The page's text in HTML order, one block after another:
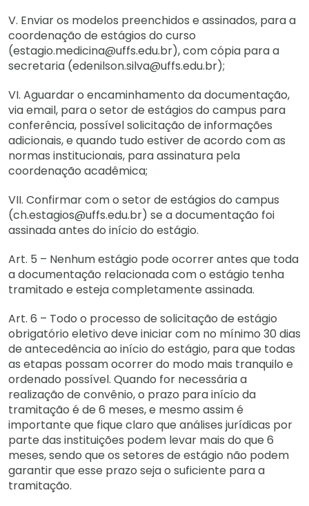
V. Enviar os modelos preenchidos e assinados, para a
coordenação de estágios do curso
(estagio.medicina@uffs.edu.br), com cópia para a
secretaria (edenilson.silva@uffs.edu.br);
VI. Aguardar o encaminhamento da documentação,
via email, para o setor de estágios do campus para
conferência, possível solicitação de informações
adicionais, e quando tudo estiver de acordo com as
normas institucionais, para assinatura pela
coordenação acadêmica;
VII. Confirmar com o setor de estágios do campus
(ch.estagios@uffs.edu.br) se a documentação foi
assinada antes do início do estágio.
Art. 5 – Nenhum estágio pode ocorrer antes que toda
a documentação relacionada com o estágio tenha
tramitado e esteja completamente assinada.
Art. 6 – Todo o processo de solicitação de estágio
obrigatório eletivo deve iniciar com no mínimo 30 dias
de antecedência ao início do estágio, para que todas
as etapas possam ocorrer do modo mais tranquilo e
ordenado possível. Quando for necessária a
realização de convênio, o prazo para início da
tramitação é de 6 meses, e mesmo assim é
importante que fique claro que análises jurídicas por
parte das instituições podem levar mais do que 6
meses, sendo que os setores de estágio não podem
garantir que esse prazo seja o suficiente para a
tramitação.